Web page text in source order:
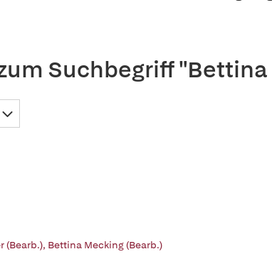
Suchbegriff
(Bearb.), Bettina Mecking (Bearb.)